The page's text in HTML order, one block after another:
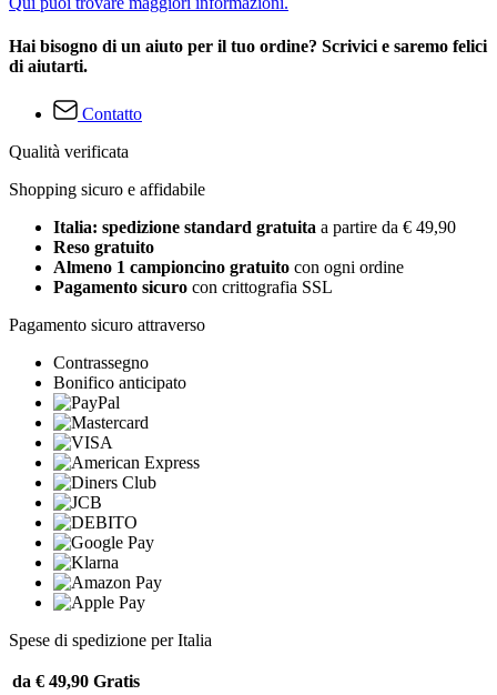
Hai bisogno di un aiuto per il tuo ordine? Scrivici e saremo felici
di aiutarti.
Contatto
Qualità verificata
Shopping sicuro e affidabile
Italia: spedizione standard gratuita a partire da € 49,90
Reso gratuito
Almeno 1 campioncino gratuito con ogni ordine
Pagamento sicuro con crittografia SSL
Pagamento sicuro attraverso
Contrassegno
Bonifico anticipato
Spese di spedizione per Italia
da € 49,90 Gratis